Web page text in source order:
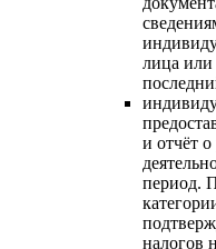
лица
и отчёт о
период.
налогов